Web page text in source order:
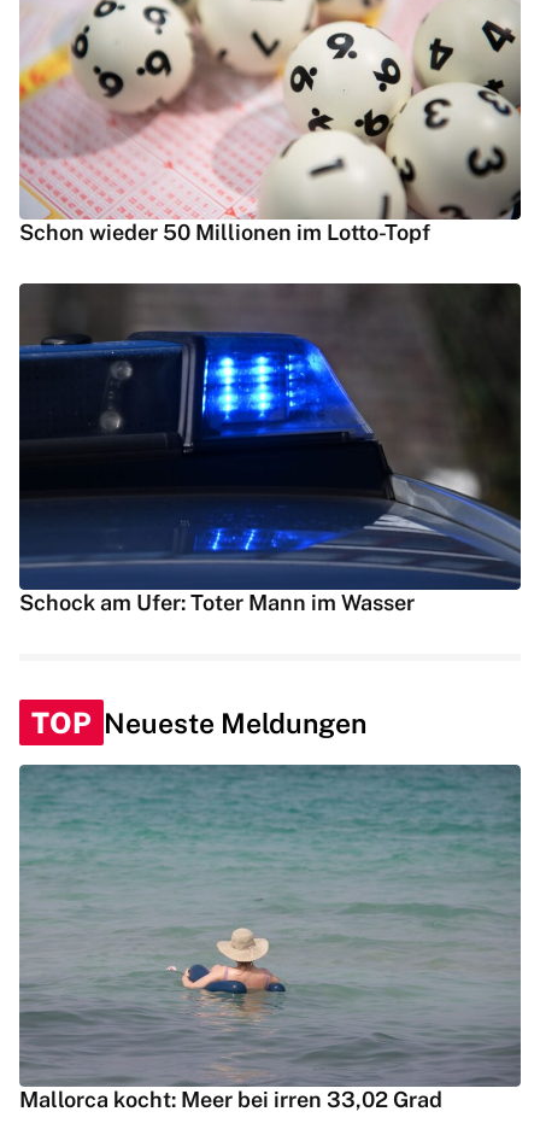
Schon wieder 50 Millionen im Lotto-Topf
Schock am Ufer: Toter Mann im Wasser
TOP Neueste Meldungen
Mallorca kocht: Meer bei irren 33,02 Grad